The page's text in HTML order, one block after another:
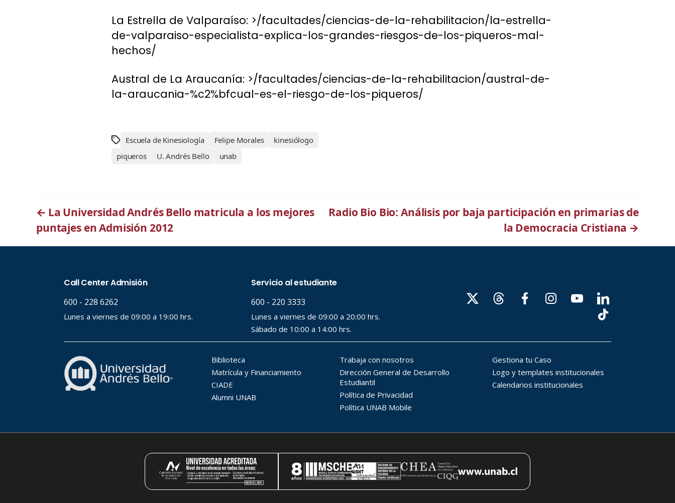
La Estrella de Valparaíso: >/facultades/ciencias-de-la-rehabilitacion/la-estrella-
de-valparaiso-especialista-explica-los-grandes-riesgos-de-los-piqueros-mal-
hechos/
Austral de La Araucanía: >/facultades/ciencias-de-la-rehabilitacion/austral-de-
la-araucania-%c2%bfcual-es-el-riesgo-de-los-piqueros/
Escuela de Kinesiología Felipe Morales
kinesiólogo
piqueros
U. Andrés Bello unab
← La Universidad Andrés Bello matricula a los mejores
puntajes en Admisión 2012
Radio Bio Bio: Análisis por baja participación en primarias de
la Democracia Cristiana →